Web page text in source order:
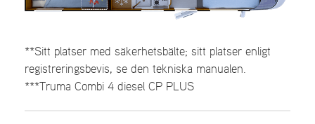
**Sitt platser med säkerhetsbälte; sitt platser enligt
registreringsbevis, se den tekniska manualen.
***Truma Combi 4 diesel CP PLUS